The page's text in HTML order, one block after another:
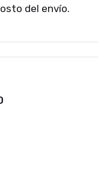
del envío.